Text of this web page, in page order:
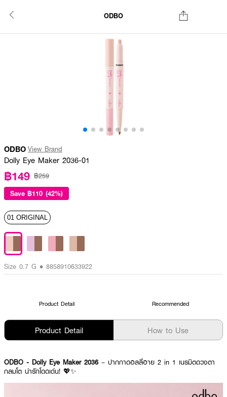
ODBO
ODBO View Brand
Dolly Eye Maker 2036-01
฿149 ฿259
Save ฿110 (42%)
01 ORIGINAL
Size 0.7 G • 8858910633922
Product Detail Recommended
Product Detail How to Use
ODBO - Dolly Eye Maker 2036 – ปากกาดอลลี่อาย 2 in 1 เนรมิตดวงตา
กลมโต น่ารักโดดเด่น! 💖✨